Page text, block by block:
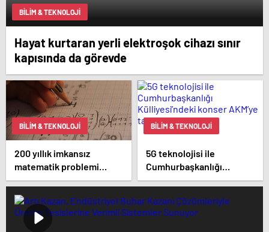
BILIM & TEKNOLOJI
Hayat kurtaran yerli elektroşok cihazı sınır
kapısında da görevde
BILIM & TEKNOLOJI
200 yıllık imkansız
matematik problemi
çözüldü
BILIM & TEKNOLOJI
5G teknolojisi ile
Cumhurbaşkanlığı
Külliyesi’ndeki konser